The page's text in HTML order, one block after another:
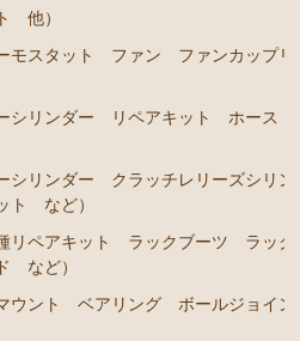
種リペアキット ラックブー
ロッドエンド など）
ポートベアリング ドライブ
TA63 TA64AA63コロナRT14
他）
モスタット ファン ファンカップリ
ーシリンダー リペアキット ホース
シリンダー クラッチレリーズシリン
ト など）
リペアキット ラックブーツ ラック
など）
ウント ベアリング ボールジョイン